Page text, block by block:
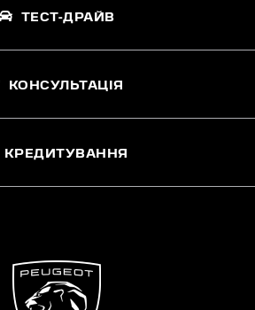
ТЕСТ-ДРАЙВ
КОНСУЛЬТАЦІЯ
КРЕДИТУВАННЯ